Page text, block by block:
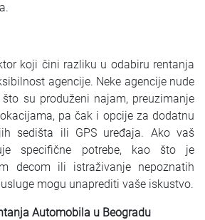
koji čini razliku u odabiru rentanja
agencije. Neke agencije nude
su produženi najam, preuzimanje
pa čak i opcije za dodatnu
sedišta ili GPS uređaja. Ako vaš
specifične potrebe, kao što je
decom ili istraživanje nepoznatih
mogu unaprediti vaše iskustvo.
Automobila u Beogradu